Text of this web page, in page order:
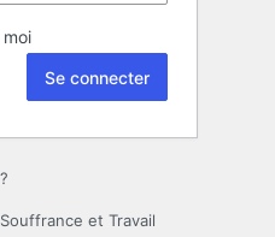
et Travail